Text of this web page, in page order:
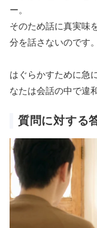
ー。
そのため話に真実味
分を話さないのです。
はぐらかすために急
なたは会話の中で違
質問に対する